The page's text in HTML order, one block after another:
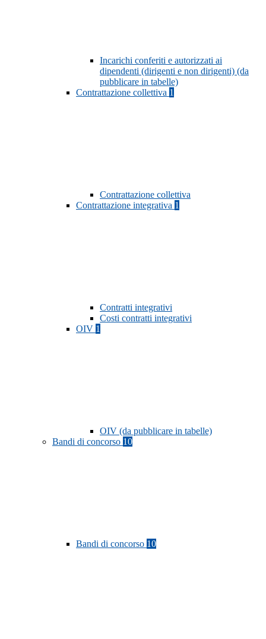
Incarichi conferiti e autorizzati ai
dipendenti (dirigenti e non dirigenti) (da
pubblicare in tabelle)
Contrattazione collettiva 1
Contrattazione collettiva
Contrattazione integrativa 1
Contratti integrativi
Costi contratti integrativi
OIV 1
OIV (da pubblicare in tabelle)
Bandi di concorso 10
Bandi di concorso 10